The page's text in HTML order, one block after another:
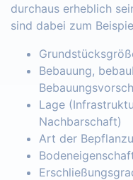
durchaus erheblich
sind dabei zum
Bebauung,
Lage
Nachbarschaft)
Art der